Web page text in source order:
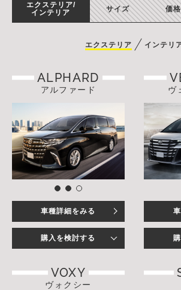
エクステリア/
インテリア
サイズ 価格
エクステリア インテリ
ALPHARD
アルファード
車種詳細をみる
購入を検討する
ヴ
VOXY
ヴォクシー